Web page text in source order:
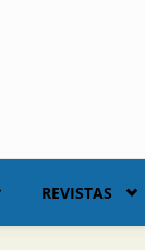
REVISTAS